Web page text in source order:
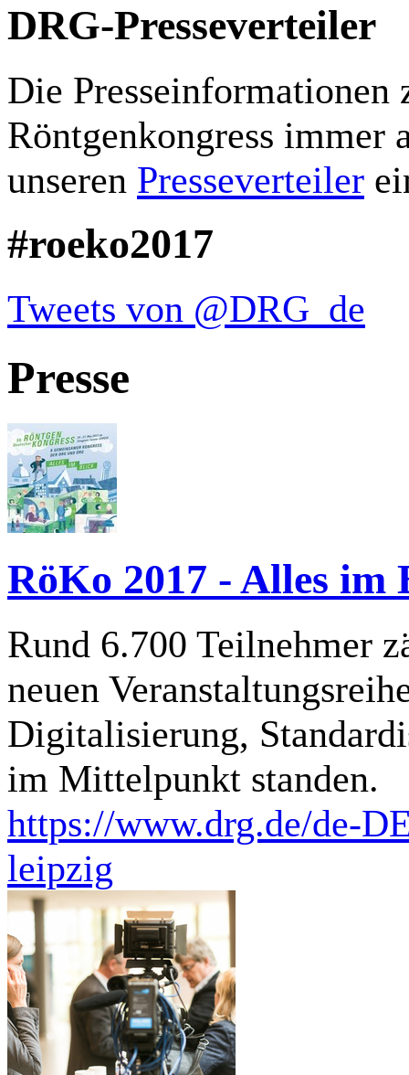
DRG-Presseverteiler
Die Presseinformationen
Röntgenkongress
unseren Presseverteiler
#roeko2017
Tweets von @DRG_de
Presse
RöKo 2017 - Alles
Rund 6.700 Teilnehmer
neuen
Digitalisierung,
im Mittelpunkt standen.
https://www.drg.de/de-
leipzig